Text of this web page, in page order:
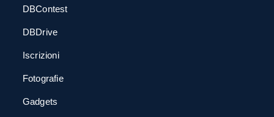
DBContest
DBDrive
Iscrizioni
Fotografie
Gadgets